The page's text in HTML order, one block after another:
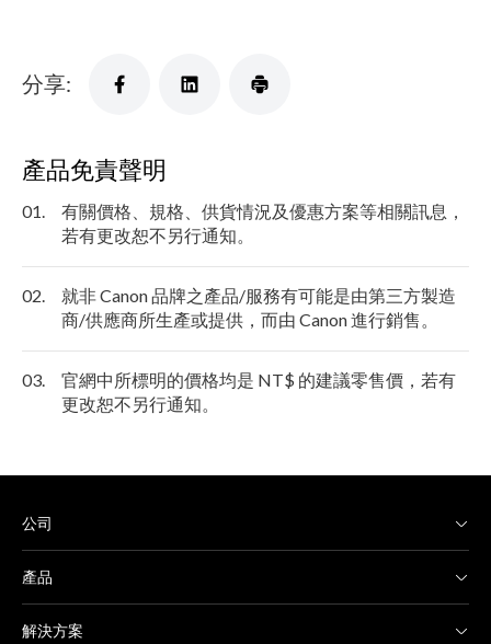
分享:
產品免責聲明
01.
有關價格、規格、供貨情況及優惠方案等相關訊息，
若有更改恕不另行通知。
02.
就非 Canon 品牌之產品/服務有可能是由第三方製造
商/供應商所生產或提供，而由 Canon 進行銷售。
03.
官網中所標明的價格均是 NT$ 的建議零售價，若有
更改恕不另行通知。
公司
產品
解決方案